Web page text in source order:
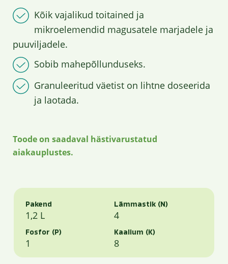
Kõik vajalikud toitained ja
mikroelemendid magusatele marjadele ja
puuviljadele.
Sobib mahepõllunduseks.
Granuleeritud väetist on lihtne doseerida
ja laotada.
Toode on saadaval hästivarustatud
aiakauplustes.
Pakend
1,2 L
Lämmastik (N)
4
Fosfor (P)
1
Kaalium (K)
8